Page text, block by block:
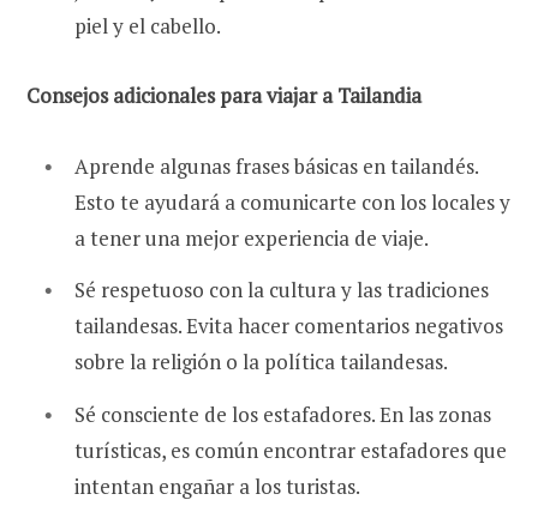
piel y el cabello.
Consejos adicionales para viajar a Tailandia
Aprende algunas frases básicas en tailandés.
Esto te ayudará a comunicarte con los locales y
a tener una mejor experiencia de viaje.
Sé respetuoso con la cultura y las tradiciones
tailandesas. Evita hacer comentarios negativos
sobre la religión o la política tailandesas.
Sé consciente de los estafadores. En las zonas
turísticas, es común encontrar estafadores que
intentan engañar a los turistas.